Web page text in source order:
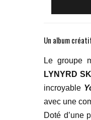
Un album
Le groupe
LYNYRD
incroyable
avec une
Doté d’une